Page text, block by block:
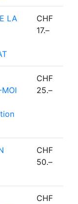
LA
CHF
17.–
CHF
25.–
CHF
50.–
CHF